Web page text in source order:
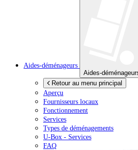
Aides-déménageurs
Aides-
Retour au menu principal
Aperçu
Fournisseurs locaux
Fonctionnement
Services
Types de déménagements
U-Box - Services
FAQ